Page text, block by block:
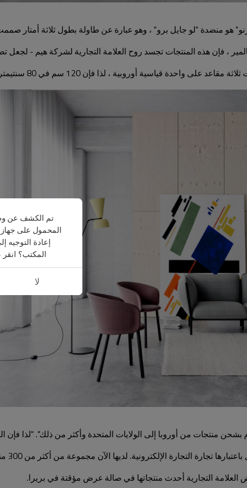
هو منضدة "لو جايل برو" ، وهو عبارة عن طاولة بطول ثلاثة أمتار
، فإن هذه المنتجات تجسد روح العلامة التجارية لشركة هيم - لجعل
بشحن منتجات من أوروبا إلى الولايات المتحدة وأكثر من ذلك". "لذا
تم الكشف عن
المحمول على
إعادة
المكتب؟ انقر
لا